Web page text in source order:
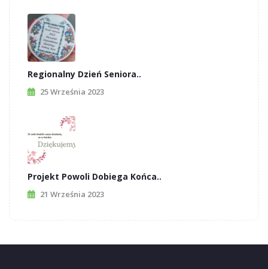
Regionalny Dzień Seniora..
25 Września 2023
Projekt Powoli Dobiega Końca..
21 Września 2023